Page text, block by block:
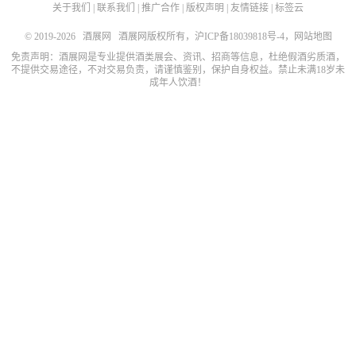
关于我们 联系我们 推广合作 版权声明 友情链接 标签云
© 2019-2026 酒展网 酒展网版权所有， 沪ICP备18039818号-4，
网站地图
免责声明：酒展网是专业提供酒类展会、资讯、招商等信息，杜绝假酒劣质酒，
不提供交易途径，不对交易负责，请谨慎鉴别，保护自身权益。禁止未满18岁未
成年人饮酒！